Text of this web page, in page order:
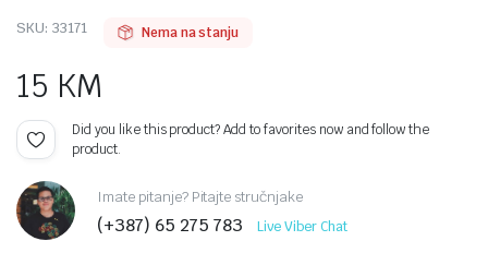
SKU: 33171 Nema na stanju
15 KM
Did you like this product? Add to favorites now and follow the
product.
Imate pitanje? Pitajte stručnjake
(+387) 65 275 783 Live Viber Chat